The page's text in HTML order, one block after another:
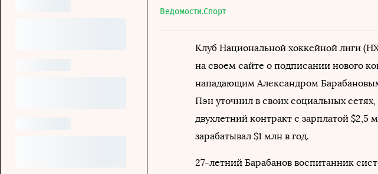
Ведомости.Спорт
Клуб Национальной хоккейной лиги
на своем сайте о подписании нового
нападающим Александром
Пэн уточнил в своих социальных сетях,
двухлетний контракт с зарплатой $2,5
зарабатывал $1 млн в год.
27-летний Барабанов воспитанник